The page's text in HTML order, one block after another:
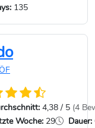
135
4,38 / 5 (4
Woche: 29 Dauer: